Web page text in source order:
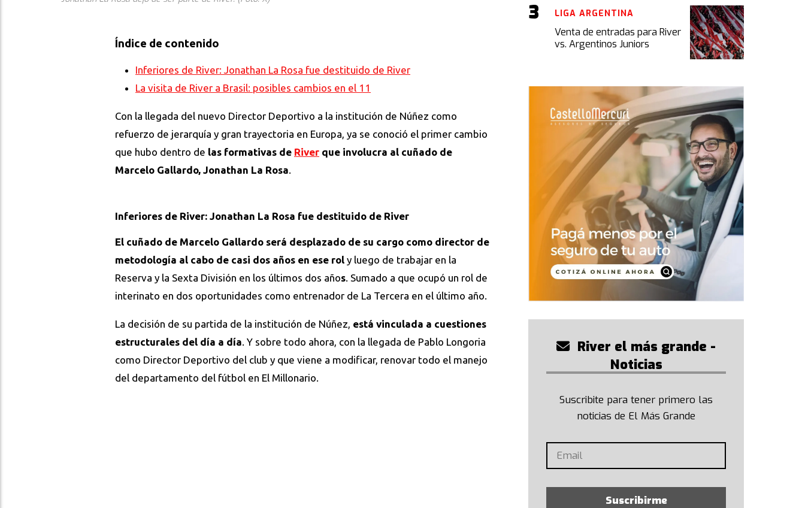
Índice de contenido
Inferiores de River: Jonathan La Rosa fue destituido de River
La visita de River a Brasil: posibles cambios en el 11
Con la llegada del nuevo Director Deportivo a la institución de Núñez como
refuerzo de jerarquía y gran trayectoria en Europa, ya se conoció el primer cambio
que hubo dentro de las formativas de River que involucra al cuñado de
Marcelo Gallardo, Jonathan La Rosa.
Inferiores de River: Jonathan La Rosa fue destituido de River
El cuñado de Marcelo Gallardo será desplazado de su cargo como director de
metodología al cabo de casi dos años en ese rol y luego de trabajar en la
Reserva y la Sexta División en los últimos dos años. Sumado a que ocupó un rol de
interinato en dos oportunidades como entrenador de La Tercera en el último año.
La decisión de su partida de la institución de Núñez, está vinculada a cuestiones
estructurales del día a día. Y sobre todo ahora, con la llegada de Pablo Longoria
como Director Deportivo del club y que viene a modificar, renovar todo el manejo
del departamento del fútbol en El Millonario.
Venta de entradas para River
vs. Argentinos Juniors
LIGA ARGENTINA
River el más grande -
Noticias
Suscribite para tener primero las
noticias de El Más Grande
Suscribirme